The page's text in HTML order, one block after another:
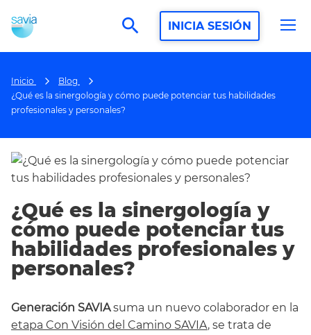
search INICIA SESIÓN
Inicio
Blog
¿Qué es la sinergología y cómo puede potenciar tus habilidades
profesionales y personales?
¿Qué es la sinergología y
cómo puede potenciar tus
habilidades profesionales y
personales?
Generación SAVIAsuma un nuevo colaborador en la
etapa Con Visión del Camino SAVIA, se trata de